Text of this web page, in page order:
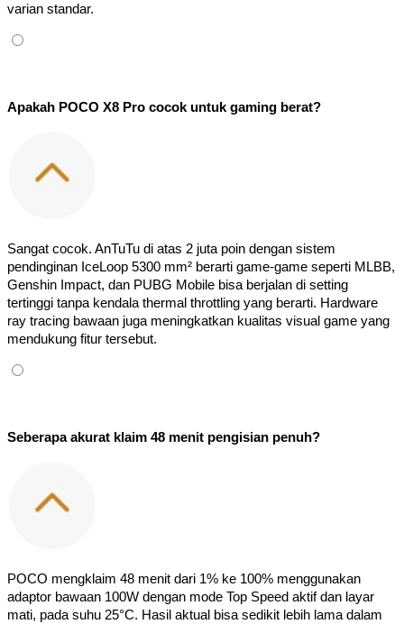
varian standar.
Apakah POCO X8 Pro cocok untuk gaming berat?
Sangat cocok. AnTuTu di atas 2 juta poin dengan sistem
pendinginan IceLoop 5300 mm² berarti game-game seperti MLBB,
Genshin Impact, dan PUBG Mobile bisa berjalan di setting
tertinggi tanpa kendala thermal throttling yang berarti. Hardware
ray tracing bawaan juga meningkatkan kualitas visual game yang
mendukung fitur tersebut.
Seberapa akurat klaim 48 menit pengisian penuh?
POCO mengklaim 48 menit dari 1% ke 100% menggunakan
adaptor bawaan 100W dengan mode Top Speed aktif dan layar
mati, pada suhu 25°C. Hasil aktual bisa sedikit lebih lama dalam